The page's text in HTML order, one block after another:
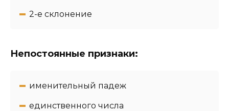
2-e склонение
Непостоянные признаки:
именительный падеж
единственного числа